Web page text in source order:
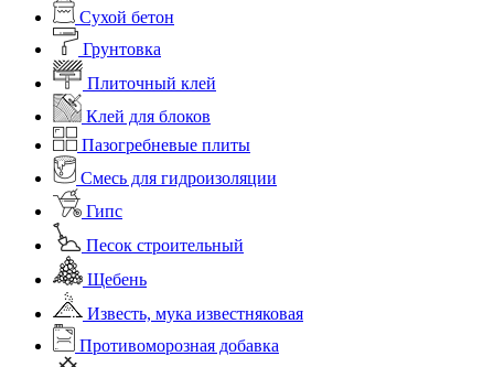
Сухой бетон
Грунтовка
Плиточный клей
Клей для блоков
Пазогребневые плиты
Смесь для гидроизоляции
Гипс
Песок строительный
Щебень
Известь, мука известняковая
Противоморозная добавка